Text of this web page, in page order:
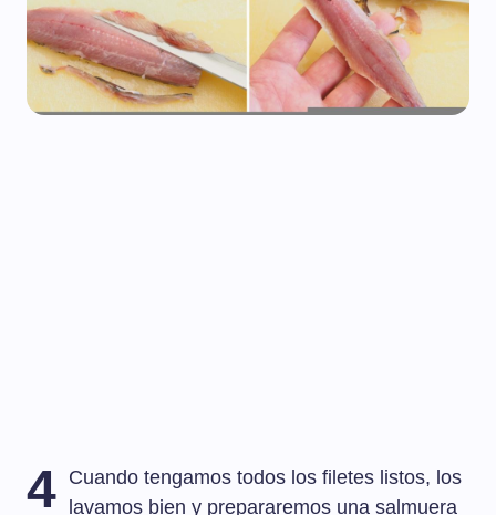
4 Cuando tengamos todos los filetes listos, los
lavamos bien y prepararemos una salmuera